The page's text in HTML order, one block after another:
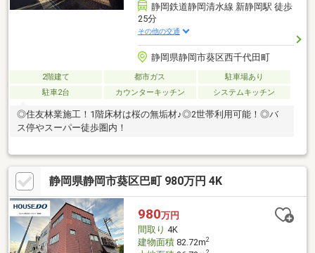
静岡鉄道静岡清水線 新静岡駅 徒歩
25分
その他の交通
静岡県静岡市葵区西千代田町
2階建て 都市ガス
駐車場あり
駐車2台
カウンターキッチン システムキッチン
◎住友林業施工！1階床材は桜の無垢材♪◎2世帯利用可能！◎バ
ス停やスーパー徒歩圏内！
静岡県静岡市葵区巴町 980万円 4K
980万円
間取り 4K
建物面積82.72m2